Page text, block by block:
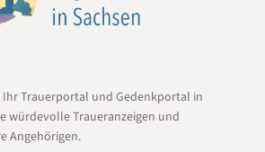
Ihr Trauerportal und Gedenkportal in
würdevolle Traueranzeigen und
Angehörigen.